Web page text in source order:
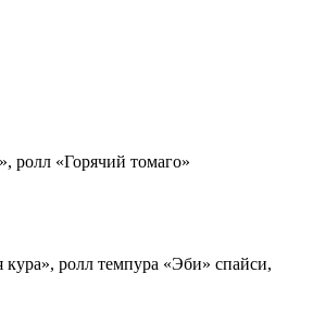
ролл «Горячий томаго»
ролл темпура «Эби» спайси,